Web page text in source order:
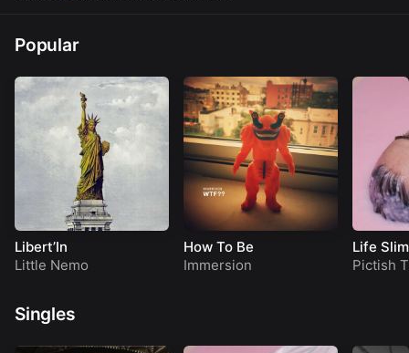
Popular
Libert’In
Little Nemo
How To Be
Immersion
Life
Pictish
Singles